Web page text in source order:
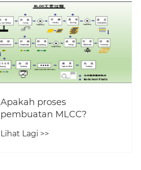
Apakah proses
pembuatan MLCC?
Lihat Lagi >>